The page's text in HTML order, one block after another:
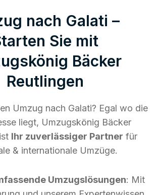
nach Galati –
Sie mit
Bäcker
Reutlingen
Umzug nach Galati? Egal wo die
liegt, Umzugskönig Bäcker
Ihr zuverlässiger Partner für
& internationale Umzüge.
Umzugslösungen: Mit